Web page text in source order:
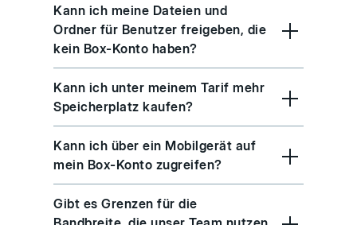
Kann ich meine Dateien und
Ordner für Benutzer freigeben, die
kein Box-Konto haben?
Kann ich unter meinem Tarif mehr
Speicherplatz kaufen?
Kann ich über ein Mobilgerät auf
mein Box-Konto zugreifen?
Gibt es Grenzen für die